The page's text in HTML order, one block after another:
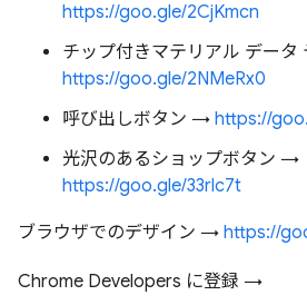
https://goo.gle/2CjKmcn
チップ付きマテリアル デー
https://goo.gle/2NMeRx0
呼び出しボタン → https://
光沢のあるショップボタン →
https://goo.gle/33rlc7t
ブラウザでのデザイン → https://
Chrome Developers に登録 →